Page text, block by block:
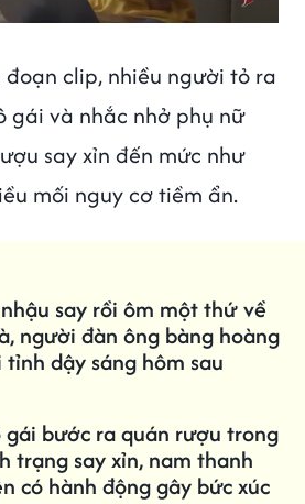
đoạn clip, nhiều người tỏ ra
gái và nhắc nhở phụ nữ
say xỉn đến mức như
mối nguy cơ tiềm ẩn.
say rồi ôm một thứ về
người đàn ông bàng hoàng
tỉnh dậy sáng hôm sau
gái bước ra quán rượu trong
trạng say xỉn, nam thanh
có hành động gây bức xúc